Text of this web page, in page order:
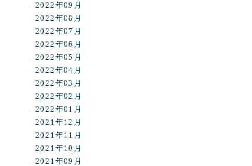
2022年09月
2022年08月
2022年07月
2022年06月
2022年05月
2022年04月
2022年03月
2022年02月
2022年01月
2021年12月
2021年11月
2021年10月
2021年09月